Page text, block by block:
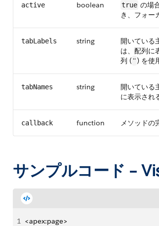
active boolean true の場
き、フォー
tabLabels string
開いている
は、配列に
列 ( '') を使
tabNames string
開いている
に表示され
callback function メソッドの
サンプルコード –
1 <apex:page>